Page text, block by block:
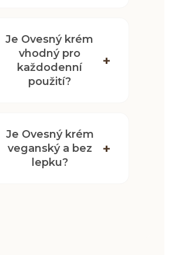
Je Ovesný krém
vhodný pro
každodenní
použití?
Je Ovesný krém
veganský a bez
lepku?